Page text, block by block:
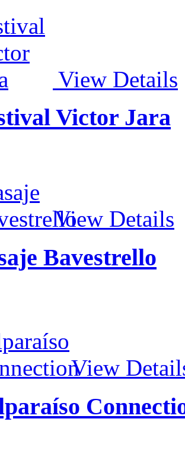
View Details
Victor Jara
View Details
Bavestrello
View